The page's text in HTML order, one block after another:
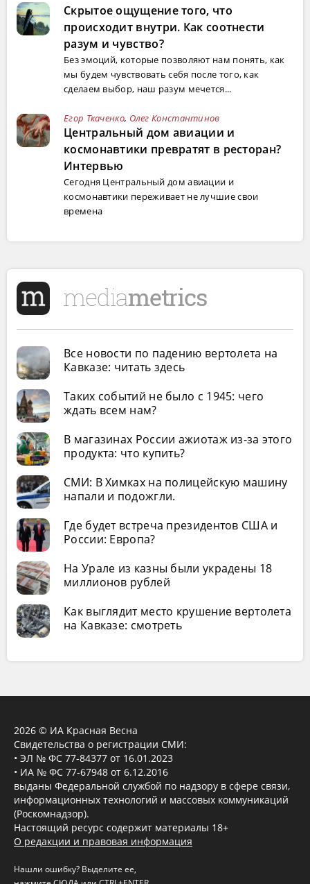
Скрытое ощущение того, что
происходит внутри. Как соотнести
разум и чувство?
Без эмоций, которые позволяют нам понять, как
мы будем чувствовать себя после того, как
сделаем выбор, наш разум мечется...
Егор Ткаченко, Олег Константинов
Центральный дом авиации и
космонавтики превратят в ресторан?
Интервью
Сегодня Центральный дом авиации и
космонавтики переживает не лучшие свои
времена
Все новости по падению вертолета на
Кавказе: читать здесь
Таких событий не было с 1945: чего
ждать всем нам?
В магазинах России ажиотаж из-за этого
продукта: что купить?
СМИ: В Химках на полицейскую машину
напали и подожгли.
Где будет встреча президентов США и
России: Европа?
На Урале из казны были украдены 18
миллионов рублей
Как выглядит место крушение вертолета
на Кавказе: смотреть
2026 © ИА Красная Весна
Свидетельства о регистрации СМИ:
• ЭЛ № ФС 77-84377 от 16.01.2023
• ИА № ФС 77-67948 от 6.12.2016
выданы Федеральной службой по надзору в сфере связи,
информационных технологий и массовых коммуникаций
(Роскомнадзор).
Настоящий ресурс содержит материалы 18+
О редакции и правовая информация
Нашли ошибку? Выделите ее,